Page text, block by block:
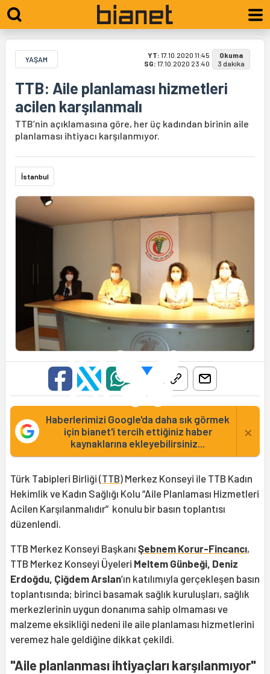
YAŞAM YT: 17.10.2020 11:45
SG: 17.10.2020 23:40
Okuma
3 dakika
TTB: Aile planlaması hizmetleri
acilen karşılanmalı
TTB’nin açıklamasına göre, her üç kadından birinin aile
planlaması ihtiyacı karşılanmıyor.
İstanbul
Haberlerimizi Google'da daha sık görmek
için bianet'i tercih ettiğiniz haber
kaynaklarına ekleyebilirsiniz...
×
Türk Tabipleri Birliği (TTB) Merkez Konseyi ile TTB Kadın
Hekimlik ve Kadın Sağlığı Kolu “Aile Planlaması Hizmetleri
Acilen Karşılanmalıdır” konulu bir basın toplantısı
düzenlendi.
TTB Merkez Konseyi Başkanı Şebnem Korur-Fincancı,
TTB Merkez Konseyi Üyeleri Meltem Günbeği, Deniz
Erdoğdu, Çiğdem Arslan’ın katılımıyla gerçekleşen basın
toplantısında; birinci basamak sağlık kuruluşları, sağlık
merkezlerinin uygun donanıma sahip olmaması ve
malzeme eksikliği nedeni ile aile planlaması hizmetlerini
veremez hale geldiğine dikkat çekildi.
"Aile planlanması ihtiyaçları karşılanmıyor"